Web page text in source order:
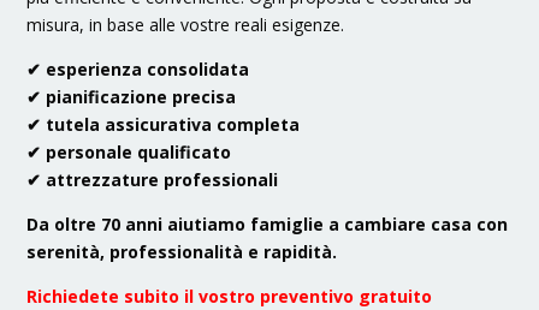
misura, in base alle vostre reali esigenze.
✔ esperienza consolidata
✔ pianificazione precisa
✔ tutela assicurativa completa
✔ personale qualificato
✔ attrezzature professionali
Da oltre 70 anni aiutiamo famiglie a cambiare casa con
serenità, professionalità e rapidità.
Richiedete subito il vostro preventivo gratuito